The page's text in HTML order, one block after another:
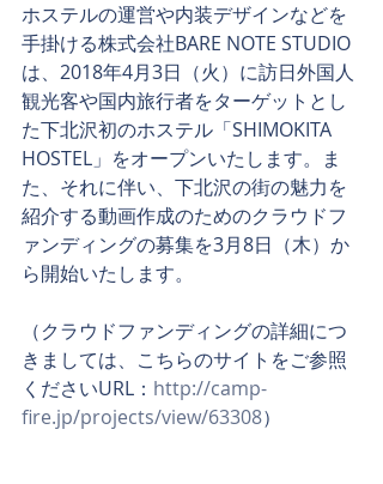
ホステルの運営や内装デザインなどを
手掛ける株式会社BARE NOTE STUDIO
は、2018年4月3日（火）に訪日外国人
観光客や国内旅行者をターゲットとし
た下北沢初のホステル「SHIMOKITA
HOSTEL」をオープンいたします。ま
た、それに伴い、下北沢の街の魅力を
紹介する動画作成のためのクラウドフ
ァンディングの募集を3月8日（木）か
ら開始いたします。
（クラウドファンディングの詳細につ
きましては、こちらのサイトをご参照
くださいURL： http://camp-
fire.jp/projects/view/63308）